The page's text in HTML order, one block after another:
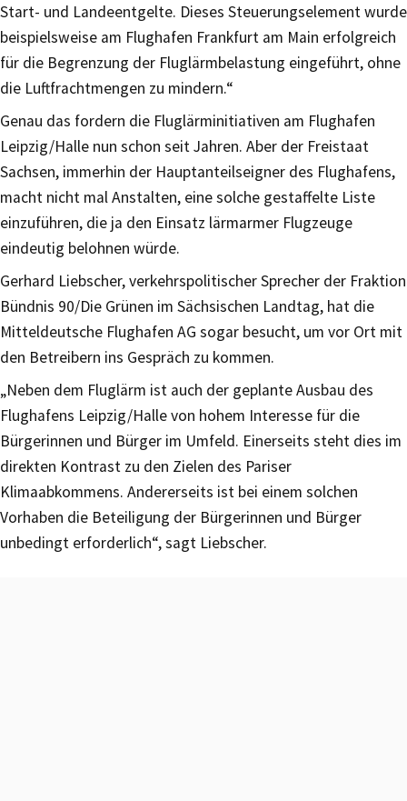
Start- und Landeentgelte. Dieses Steuerungselement wurde
beispielsweise am Flughafen Frankfurt am Main erfolgreich
für die Begrenzung der Fluglärmbelastung eingeführt, ohne
die Luftfrachtmengen zu mindern.“
Genau das fordern die Fluglärminitiativen am Flughafen
Leipzig/Halle nun schon seit Jahren. Aber der Freistaat
Sachsen, immerhin der Hauptanteilseigner des Flughafens,
macht nicht mal Anstalten, eine solche gestaffelte Liste
einzuführen, die ja den Einsatz lärmarmer Flugzeuge
eindeutig belohnen würde.
Gerhard Liebscher, verkehrspolitischer Sprecher der Fraktion
Bündnis 90/Die Grünen im Sächsischen Landtag, hat die
Mitteldeutsche Flughafen AG sogar besucht, um vor Ort mit
den Betreibern ins Gespräch zu kommen.
„Neben dem Fluglärm ist auch der geplante Ausbau des
Flughafens Leipzig/Halle von hohem Interesse für die
Bürgerinnen und Bürger im Umfeld. Einerseits steht dies im
direkten Kontrast zu den Zielen des Pariser
Klimaabkommens. Andererseits ist bei einem solchen
Vorhaben die Beteiligung der Bürgerinnen und Bürger
unbedingt erforderlich“, sagt Liebscher.